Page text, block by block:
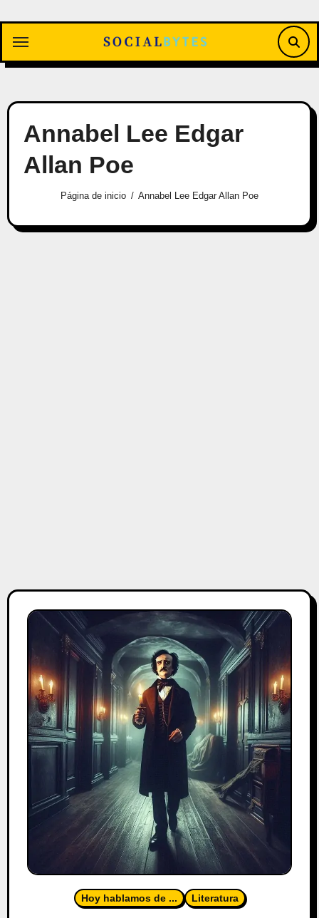
contenido
Annabel Lee Edgar
Allan Poe
Página de inicio Annabel Lee Edgar Allan Poe
Hoy hablamos de ... Literatura